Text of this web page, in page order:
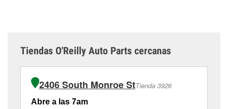
Tiendas O'Reilly Auto Parts cercanas
2406 South Monroe StTienda 3926
Abre a las 7am